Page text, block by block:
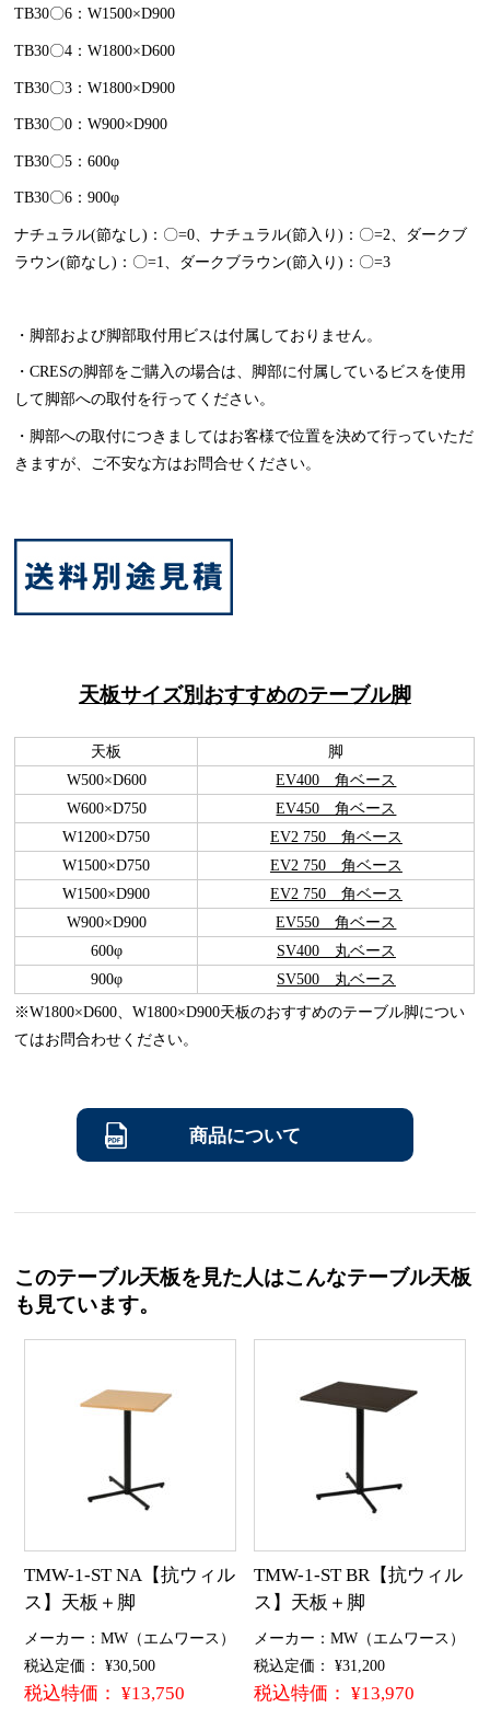
TB30〇6：W1500×D900
TB30〇4：W1800×D600
TB30〇3：W1800×D900
TB30〇0：W900×D900
TB30〇5：600φ
TB30〇6：900φ
ナチュラル(節なし)：〇=0、ナチュラル(節入り)：〇=2、ダークブ
ラウン(節なし)：〇=1、ダークブラウン(節入り)：〇=3
・脚部および脚部取付用ビスは付属しておりません。
・CRESの脚部をご購入の場合は、脚部に付属しているビスを使用
して脚部への取付を行ってください。
・脚部への取付につきましてはお客様で位置を決めて行っていただ
きますが、ご不安な方はお問合せください。
天板サイズ別おすすめのテーブル脚
天板
脚
W500×D600
EV400 角ベース
W600×D750
EV450 角ベース
W1200×D750
EV2 750 角ベース
W1500×D750
EV2 750 角ベース
W1500×D900
EV2 750 角ベース
W900×D900
EV550 角ベース
600φ
SV400 丸ベース
900φ
SV500 丸ベース
※W1800×D600、W1800×D900天板のおすすめのテーブル脚につい
てはお問合わせください。
商品について
このテーブル天板を見た人はこんなテーブル天板
も見ています。
TMW-1-ST NA【抗ウィル
ス】天板＋脚
メーカー：MW（エムワース）
税込定価： ¥30,500
税込特価： ¥13,750
TMW-1-ST BR【抗ウィル
ス】天板＋脚
メーカー：MW（エムワース）
税込定価： ¥31,200
税込特価： ¥13,970